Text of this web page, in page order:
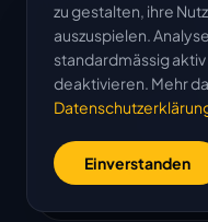
zu gestalten, ihre
auszuspielen.
standardmässig
deaktivieren. Mehr
Einverstanden